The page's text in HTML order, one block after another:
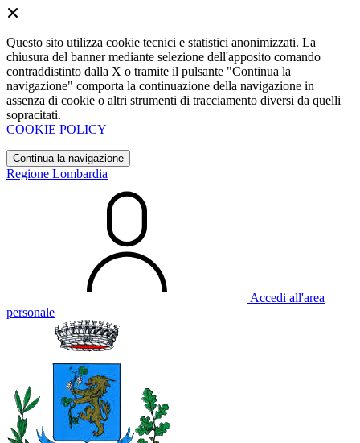
Questo sito utilizza cookie tecnici e statistici anonimizzati. La
chiusura del banner mediante selezione dell'apposito comando
contraddistinto dalla X o tramite il pulsante "Continua la
navigazione" comporta la continuazione della navigazione in
assenza di cookie o altri strumenti di tracciamento diversi da quelli
sopracitati.
COOKIE POLICY
Continua la navigazione
Regione Lombardia
Accedi all'area
personale